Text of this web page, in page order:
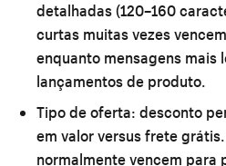
detalhadas (120–160
curtas muitas vezes
enquanto mensagens mais
lançamentos de produto.
Tipo de oferta: desconto
em valor versus frete
normalmente vencem para